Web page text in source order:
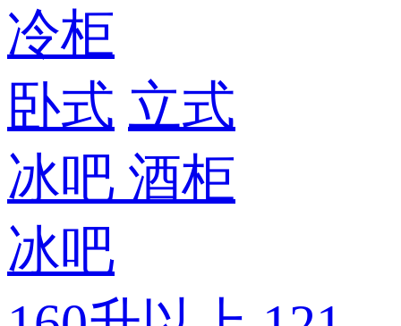
冷柜
卧式 立式
冰吧 酒柜
冰吧